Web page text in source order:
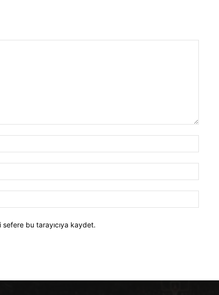
Posta:*
bu tarayıcıya kaydet.